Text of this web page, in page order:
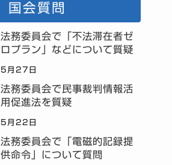
国会質問
法務委員会で「不法滞在者ゼ
ロプラン」などについて質疑
5月27日
法務委員会で民事裁判情報活
用促進法を質疑
5月22日
法務委員会で「電磁的記録提
供命令」について質問